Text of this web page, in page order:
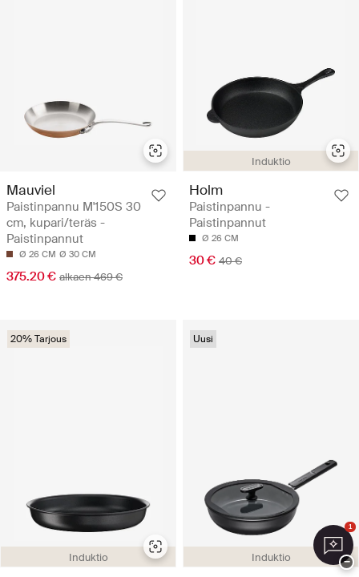
Mauviel
Paistinpannu M'150S 30
cm, kupari/teräs -
Paistinpannut
Ø 26 CM Ø 30 CM
375.20 € alkaen 469 €
Induktio
Holm
Paistinpannu -
Paistinpannut
Ø 26 CM
30 € 40 €
Induktio
20% Tarjous
Induktio
Uusi
1
−